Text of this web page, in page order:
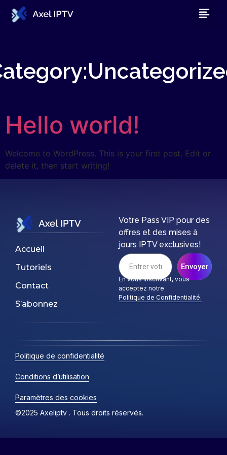
Hello world!
Welcome to WordPress. This is your first post. Edit or
delete it, then start writing!
Accueil
Tutoriels
Contact
S’abonnez
Votre Pass VIP pour des
offres et des mises à
jours IPTV exclusives!
Envoyer
En vous inscrivant, vous
acceptez notre
Politique de Confidentialité.
Politique de confidentialité
Conditions d’utilisation
Paramètres des cookies
©2025 Axeliptv . Tous droits réservés.